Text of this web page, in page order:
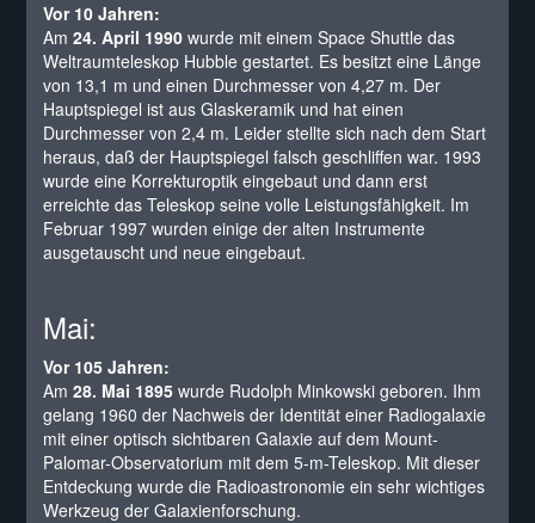
Vor 10 Jahren:
Am 24. April 1990wurde mit einem Space Shuttle das
Weltraumteleskop Hubble gestartet. Es besitzt eine Länge
von 13,1 m und einen Durchmesser von 4,27 m. Der
Hauptspiegel ist aus Glaskeramik und hat einen
Durchmesser von 2,4 m. Leider stellte sich nach dem Start
heraus, daß der Hauptspiegel falsch geschliffen war. 1993
wurde eine Korrekturoptik eingebaut und dann erst
erreichte das Teleskop seine volle Leistungsfähigkeit. Im
Februar 1997 wurden einige der alten Instrumente
ausgetauscht und neue eingebaut.
Mai:
Vor 105 Jahren:
Am 28. Mai 1895wurde Rudolph Minkowski geboren. Ihm
gelang 1960 der Nachweis der Identität einer Radiogalaxie
mit einer optisch sichtbaren Galaxie auf dem Mount-
Palomar-Observatorium mit dem 5-m-Teleskop. Mit dieser
Entdeckung wurde die Radioastronomie ein sehr wichtiges
Werkzeug der Galaxienforschung.